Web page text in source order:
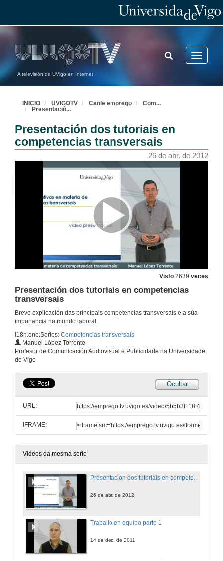
A televisión da UVigo en Internet
Toggle
TOGGLE
SEARCH
INICIO UVIGOTV Canle emprego Com...
Presentació...
Presentación dos tutoriais en
competencias transversais
26 de abr. de 2012
Visto 2639 veces
Presentación dos tutoriais en competencias
transversais
Breve explicación das principais competencias transversais e a súa
importancia no mundo laboral.
i18n.one.Series: Competencias transversais
Manuel López Torrente
Profesor de Comunicación Audiovisual e Publicidade na Universidade
de Vigo
Ocultar
URL:
IFRAME:
Vídeos da mesma serie
Presentación dos tutoriais en competencias transversais
26 de abr. de 2012
Traballo en equipo parte 1
14 de dec. de 2011